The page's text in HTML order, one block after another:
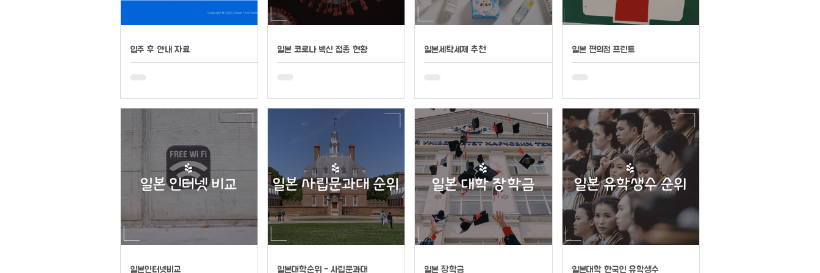
입주 후 안내 자료 일본 코로나 백신 접종 현황 일본세탁세제 추천 일본 편의점 프린트
일본인터넷비교 일본대학순위 - 사립문과대 일본 장학금 일본대학 한국인 유학생수